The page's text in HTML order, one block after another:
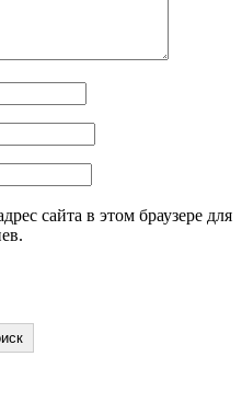
сайта в этом браузере для